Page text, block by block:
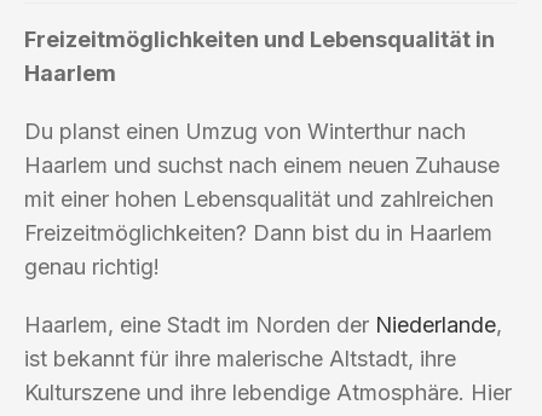
Freizeitmöglichkeiten und Lebensqualität in
Haarlem
Du planst einen Umzug von Winterthur nach
Haarlem und suchst nach einem neuen Zuhause
mit einer hohen Lebensqualität und zahlreichen
Freizeitmöglichkeiten? Dann bist du in Haarlem
genau richtig!
Haarlem, eine Stadt im Norden der Niederlande,
ist bekannt für ihre malerische Altstadt, ihre
Kulturszene und ihre lebendige Atmosphäre. Hier